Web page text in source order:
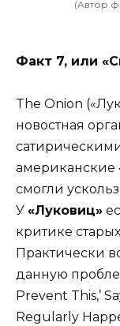
(Автор
Факт 7, или
The Onion
новостная
американские
смогли
У «Луковиц»
критике
Практически
данную
Prevent This,’
Regularly